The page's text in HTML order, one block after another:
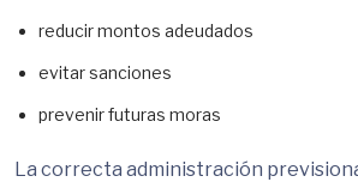
reducir montos adeudados
evitar sanciones
prevenir futuras moras
La correcta administración